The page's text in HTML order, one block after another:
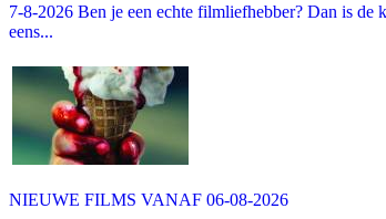
7-8-2026 Ben je een echte filmliefhebber? Dan is de
eens...
NIEUWE FILMS VANAF 06-08-2026